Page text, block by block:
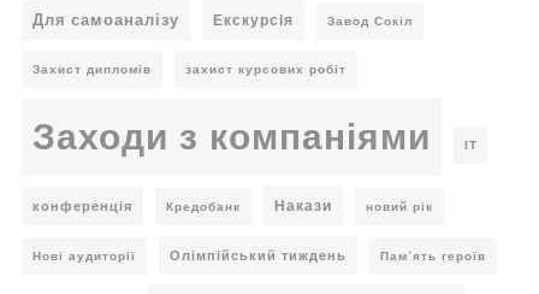
Для самоаналізу Екскурсія Завод Сокіл
Захист дипломів захист курсових робіт
Заходи з компаніями ІТ
конференція Кредобанк Накази новий рік
Нові аудиторії Олімпійський тиждень Пам’ять героїв